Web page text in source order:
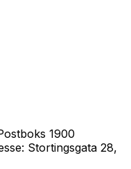
1900
Stortingsgata 28,